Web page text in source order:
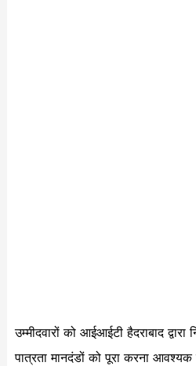
उम्मीदवारों को आईआईटी हैदराबाद द्वारा
पात्रता मानदंडों को पूरा करना